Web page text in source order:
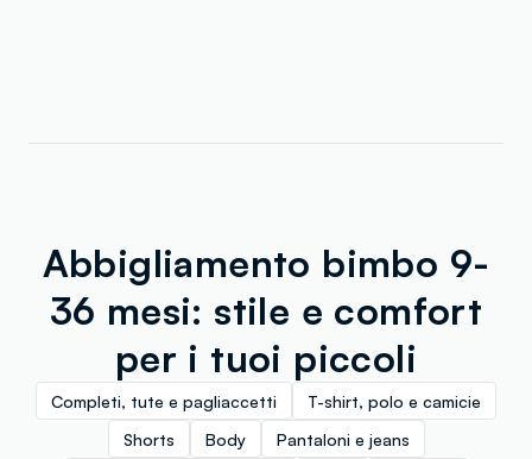
Abbigliamento bimbo 9-
36 mesi: stile e comfort
per i tuoi piccoli
Completi, tute e pagliaccetti
T-shirt, polo e camicie
Shorts
Body
Pantaloni e jeans